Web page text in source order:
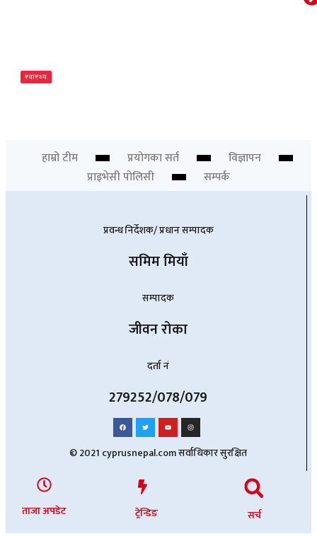
स्वास्थ्य
हाम्रो टीम प्रयोगका सर्त
विज्ञापन
प्राइभेसी पोलिसी
सम्पर्क
प्रवन्ध निर्देशक/ प्रधान सम्पादक
समिम मियाँ
सम्पादक
जीवन रोका
दर्ता नं
279252/078/079
© 2021 cyprusnepal.com सर्वाधिकार सुरक्षित
ताजा अपडेट ट्रेन्डिङ सर्च